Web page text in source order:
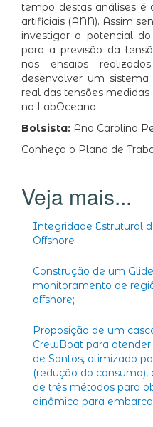
tempo destas análises é
artificiais (ANN). Assim
investigar o potencial
para a previsão da
nos ensaios
desenvolver um
real das tensões
no LabOceano.
Bolsista: Ana Carolina
Conheça o Plano de
Integridade Estrutural
Offshore
Construção de um
monitoramento de
offshore;
Proposição de um
CrewBoat para
de Santos, otimizado
(redução do
de três métodos para
dinâmico para